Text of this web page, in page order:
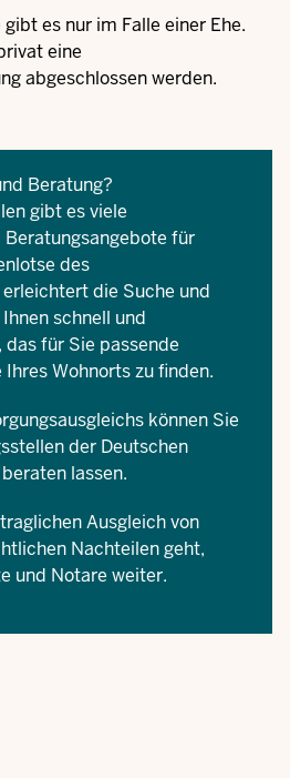
es nur im Falle einer Ehe.
eine
abgeschlossen werden.
Beratung?
gibt es viele
für
des
die Suche und
schnell und
für Sie passende
Wohnorts zu finden.
können Sie
der Deutschen
lassen.
Ausgleich von
Nachteilen geht,
und Notare weiter.